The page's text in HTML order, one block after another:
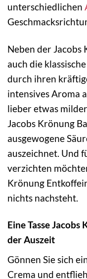
unterschiedlichen
Neben der
auch die
durch ihren
intensives Aroma
lieber etwas
Jacobs Krönung
ausgewogene
auszeichnet. Und
verzichten
Krönung
nichts nachsteht.
Eine Tasse
der Auszeit
Gönnen Sie sich
Crema und